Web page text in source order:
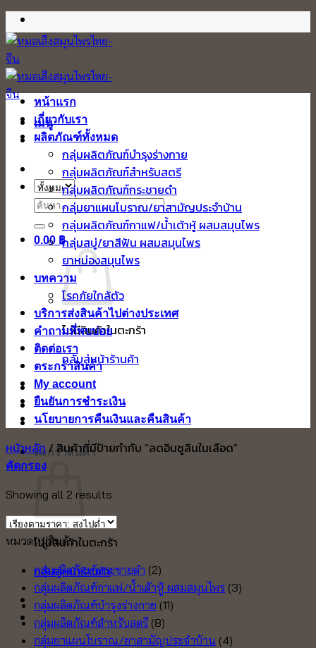
ข้าม
ไป
ยัง
เนื้อหา
เมนู
ค้นหา:
0.00 ฿
ไม่มีสินค้าในตะกร้า
กลับสู่หน้าร้านค้า
ตะกร้าสินค้า
ไม่มีสินค้าในตะกร้า
กลับสู่หน้าร้านค้า
หน้าแรก
เกี่ยวกับเรา
ผลิตภัณฑ์ทั้งหมด
กลุ่มผลิตภัณฑ์บำรุงร่างกาย
กลุ่มผลิตภัณฑ์สำหรับสตรี
กลุ่มผลิตภัณฑ์กระชายดำ
กลุ่มยาแผนโบราณ/ยาสามัญประจำบ้าน
กลุ่มผลิตภัณฑ์กาแฟ/น้ำเต้าหู้ ผสมสมุนไพร
กลุ่มสบู่/ยาสีฟัน ผสมสมุนไพร
ยาหม่องสมุนไพร
บทความ
โรคภัยใกล้ตัว
บริการส่งสินค้าไปต่างประเทศ
คำถามที่พบบ่อย
ติดต่อเรา
ตระกร้าสินค้า
My account
ยืนยันการชำระเงิน
นโยบายการคืนเงินและคืนสินค้า
หน้าหลัก/สินค้าที่มีป้ายกำกับ “ลดอินซูลินในเลือด”
คัดกรอง
Showing all 2 results
price:
high
to
low
หมวดหมู่สินค้า
กลุ่มผลิตภัณฑ์กระชายดำ (2)
กลุ่มผลิตภัณฑ์กาแฟ/น้ำเต้าหู้ ผสมสมุนไพร (3)
กลุ่มผลิตภัณฑ์บำรุงร่างกาย (11)
กลุ่มผลิตภัณฑ์สำหรับสตรี (8)
กลุ่มยาแผนโบราณ/ยาสามัญประจำบ้าน (4)